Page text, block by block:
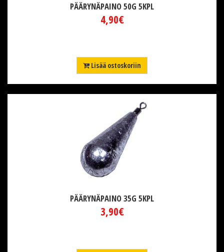
PÄÄRYNÄPAINO 50G 5KPL
4,90€
Lisää ostoskoriin
PÄÄRYNÄPAINO 35G 5KPL
3,90€